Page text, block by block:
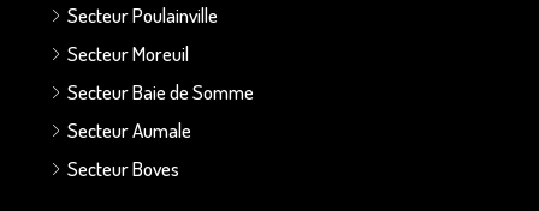
Secteur Poulainville
Secteur Moreuil
Secteur Baie de Somme
Secteur Aumale
Secteur Boves